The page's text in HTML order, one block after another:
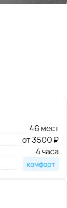
46 мест
от 3500 ₽
4 часа
комфорт